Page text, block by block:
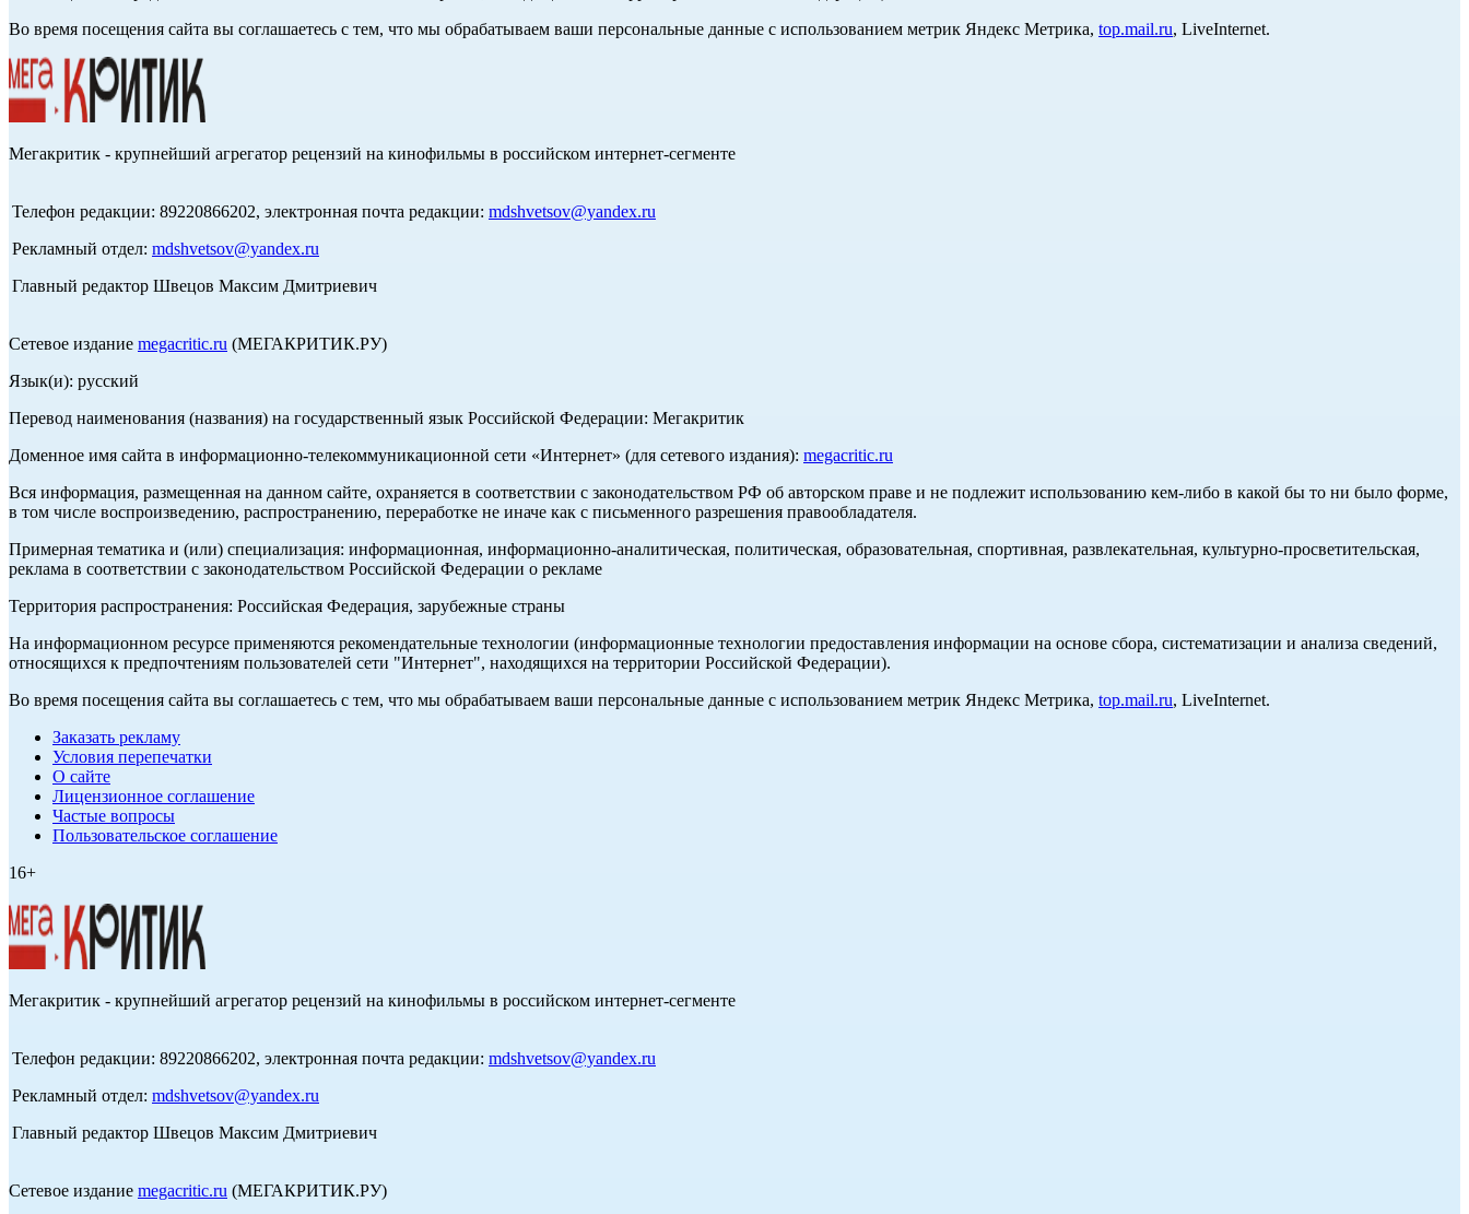
Во время посещения сайта вы соглашаетесь с тем, что мы обрабатываем ваши персональные данные с использованием метрик Яндекс Метрика, top.mail.ru, LiveInternet.
Мегакритик - крупнейший агрегатор рецензий на кинофильмы в российском интернет-сегменте
Телефон редакции: 89220866202, электронная почта редакции: mdshvetsov@yandex.ru
Рекламный отдел: mdshvetsov@yandex.ru
Главный редактор Швецов Максим Дмитриевич
Сетевое издание megacritic.ru (МЕГАКРИТИК.РУ)
Язык(и): русский
Перевод наименования (названия) на государственный язык Российской Федерации: Мегакритик
Доменное имя сайта в информационно-телекоммуникационной сети «Интернет» (для сетевого издания): megacritic.ru
Вся информация, размещенная на данном сайте, охраняется в соответствии с законодательством РФ об авторском праве и не подлежит использованию кем-либо в какой бы то ни было форме,
в том числе воспроизведению, распространению, переработке не иначе как с письменного разрешения правообладателя.
Примерная тематика и (или) специализация: информационная, информационно-аналитическая, политическая, образовательная, спортивная, развлекательная, культурно-просветительская,
реклама в соответствии с законодательством Российской Федерации о рекламе
Территория распространения: Российская Федерация, зарубежные страны
На информационном ресурсе применяются рекомендательные технологии (информационные технологии предоставления информации на основе сбора, систематизации и анализа сведений,
относящихся к предпочтениям пользователей сети "Интернет", находящихся на территории Российской Федерации).
Во время посещения сайта вы соглашаетесь с тем, что мы обрабатываем ваши персональные данные с использованием метрик Яндекс Метрика, top.mail.ru, LiveInternet.
Заказать рекламу
Условия перепечатки
О сайте
Лицензионное соглашение
Частые вопросы
Пользовательское соглашение
16+
Мегакритик - крупнейший агрегатор рецензий на кинофильмы в российском интернет-сегменте
Телефон редакции: 89220866202, электронная почта редакции: mdshvetsov@yandex.ru
Рекламный отдел: mdshvetsov@yandex.ru
Главный редактор Швецов Максим Дмитриевич
Сетевое издание megacritic.ru (МЕГАКРИТИК.РУ)